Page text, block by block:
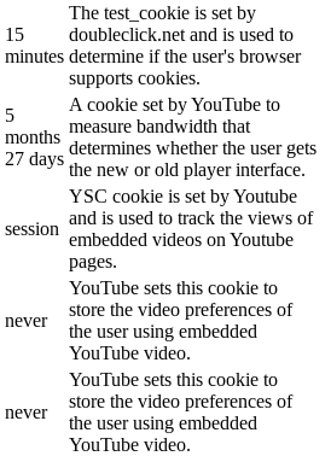
15
minutes
The test_cookie is set by
doubleclick.net and is used to
determine if the user's browser
supports cookies.
5
months
27 days
A cookie set by YouTube to
measure bandwidth that
determines whether the user gets
the new or old player interface.
session
YSC cookie is set by Youtube
and is used to track the views of
embedded videos on Youtube
pages.
never
YouTube sets this cookie to
store the video preferences of
the user using embedded
YouTube video.
never
YouTube sets this cookie to
store the video preferences of
the user using embedded
YouTube video.